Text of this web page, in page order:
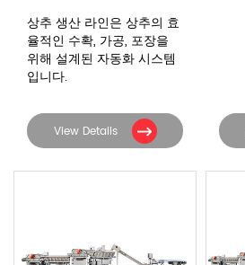
상추 생산 라인은 상추의 효
율적인 수확, 가공, 포장을
위해 설계된 자동화 시스템
입니다.
View Details